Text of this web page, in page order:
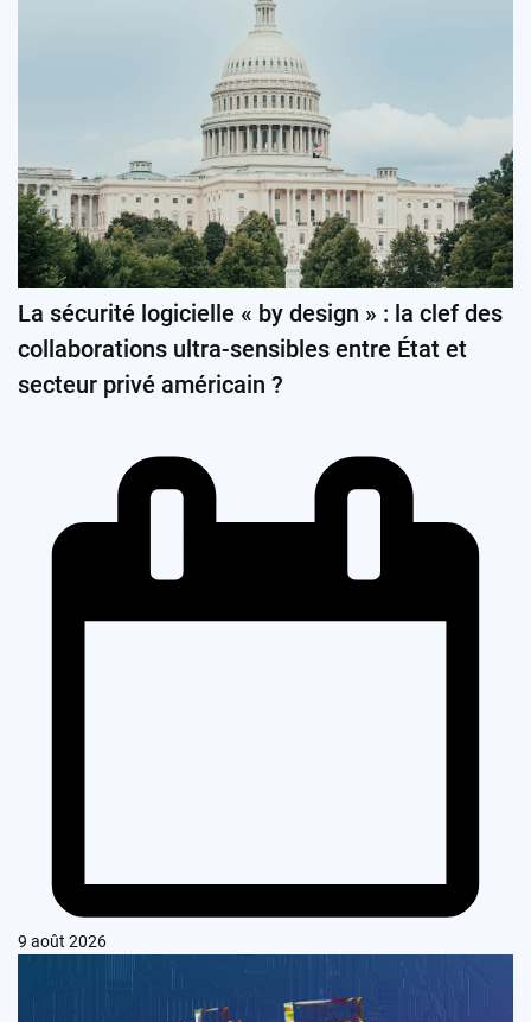
La sécurité logicielle « by design » : la clef des
collaborations ultra-sensibles entre État et
secteur privé américain ?
9 août 2026